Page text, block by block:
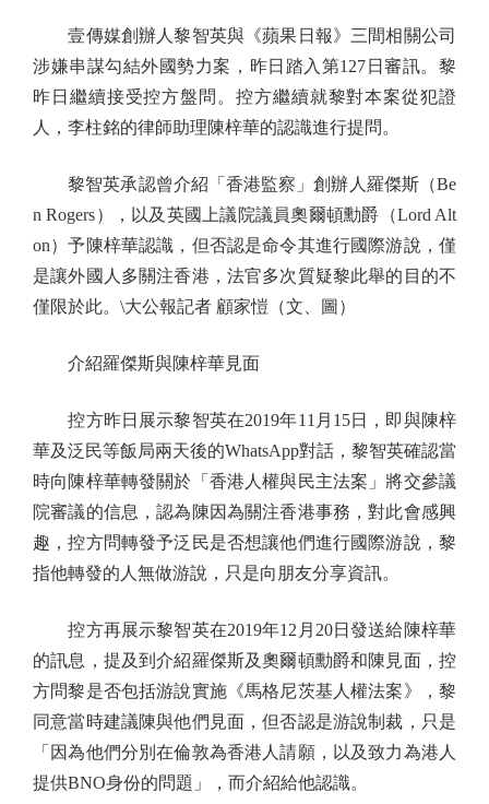
壹傳媒創辦人黎智英與《蘋果日報》三間相關公司
涉嫌串謀勾結外國勢力案，昨日踏入第127日審訊。黎
昨日繼續接受控方盤問。控方繼續就黎對本案從犯證
人，李柱銘的律師助理陳梓華的認識進行提問。
黎智英承認曾介紹「香港監察」創辦人羅傑斯（Be
n Rogers），以及英國上議院議員奧爾頓勳爵（Lord Alt
on）予陳梓華認識，但否認是命令其進行國際游說，僅
是讓外國人多關注香港，法官多次質疑黎此舉的目的不
僅限於此。\大公報記者 顧家愷（文、圖）
介紹羅傑斯與陳梓華見面
控方昨日展示黎智英在2019年11月15日，即與陳梓
華及泛民等飯局兩天後的WhatsApp對話，黎智英確認當
時向陳梓華轉發關於「香港人權與民主法案」將交參議
院審議的信息，認為陳因為關注香港事務，對此會感興
趣，控方問轉發予泛民是否想讓他們進行國際游說，黎
指他轉發的人無做游說，只是向朋友分享資訊。
控方再展示黎智英在2019年12月20日發送給陳梓華
的訊息，提及到介紹羅傑斯及奧爾頓勳爵和陳見面，控
方問黎是否包括游說實施《馬格尼茨基人權法案》，黎
同意當時建議陳與他們見面，但否認是游說制裁，只是
「因為他們分別在倫敦為香港人請願，以及致力為港人
提供BNO身份的問題」，而介紹給他認識。